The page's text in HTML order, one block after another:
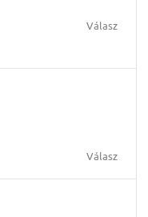
Válasz
Válasz